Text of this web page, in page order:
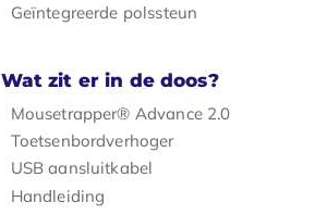
Geïntegreerde polssteun
Wat zit er in de doos?
Mousetrapper® Advance 2.0
Toetsenbordverhoger
USB aansluitkabel
Handleiding